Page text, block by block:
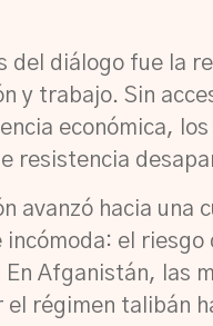
del diálogo fue la
y trabajo. Sin
económica,
resistencia
avanzó hacia una
incómoda: el riesgo
En Afganistán, las
el régimen talibán